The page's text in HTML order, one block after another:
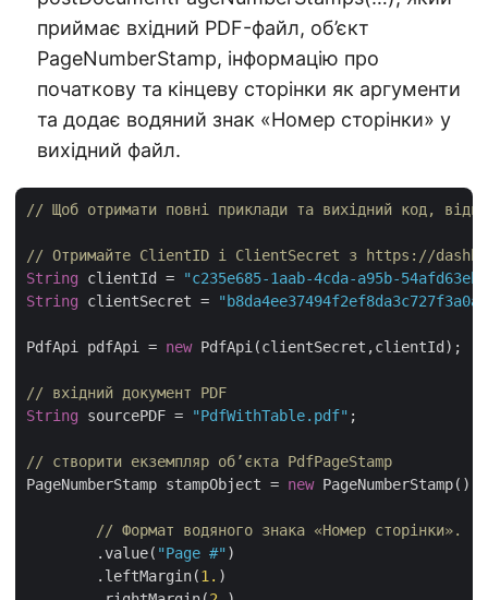
приймає вхідний PDF-файл, об’єкт
PageNumberStamp, інформацію про
початкову та кінцеву сторінки як аргументи
та додає водяний знак «Номер сторінки» у
вихідний файл.
// Щоб отримати повні приклади та вихідний код,
// Отримайте ClientID і ClientSecret з https://
String clientId =
"c235e685-1aab-4cda-a95b-
String clientSecret =
PdfApi pdfApi = new PdfApi(clientSecret,clientId);
// вхідний документ PDF
String sourcePDF = "PdfWithTable.pdf" ;
// створити екземпляр об’єкта PdfPageStamp
PageNumberStamp stampObject = new PageNumberStamp()
// Формат водяного знака «Номер сторінки».
  	.value(
"Page #" )
	.leftMargin(
1. )